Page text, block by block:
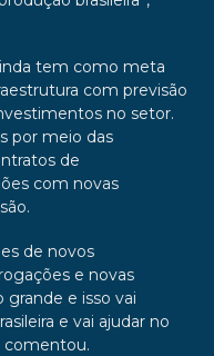
tem como meta
com previsão
no setor.
por meio das
de
com novas
de novos
e novas
e isso vai
e vai ajudar no
comentou.